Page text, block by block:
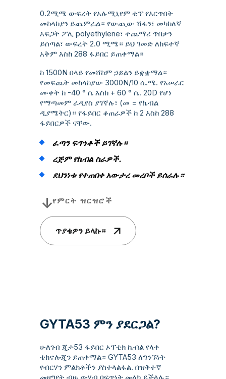
0.2ሚሜ ውፍረት የአሉሚኒየም ቴፕ የእርጥበት
መከላከያን ይጨምራል። የውጪው ሽፋን፣ መካከለኛ
እፍጋት ፖሊ polyethylene፣ ተጨማሪ ጥበቃን
ይሰጣል፣ ውፍረት 2.0 ሚሜ። ይህ ገመድ ለከፍተኛ
አቅም እስከ 288 ፋይበር ይጠቀማል።
ከ 1500N በላይ የመሸከም ኃይልን ይቋቋማል።
የመፍጨት መከላከያው 3000N/10 ሴ.ሜ. የአሠራር
ሙቀት ከ -40 ° ሴ እስከ + 60 ° ሴ. 20D የሆነ
የማጣመም ራዲየስ ያገኛሉ፣ (መ = የኬብል
ዲያሜትር)። የፋይበር ቆጠራዎች ከ 2 እስከ 288
ፋይበርዎች ናቸው.
ፈጣን ፍጥነቶች ይገኛሉ።
ረጅም የኬብል ስራዎች.
ደህንነቱ የተጠበቀ አውታረ መረቦች ይሰራሉ።
የምርት ዝርዝሮች
ጥያቄዎን ይላኩ።
GYTA53 ምን ያደርጋል?
ሁለገብ ጂታ53 ፋይበር ኦፕቲክ ኬብል የላቀ
ቴክኖሎጂን ይጠቀማል። GYTA53 ለግንኙነት
የብርሃን ምልክቶችን ያስተላልፋል. በዝቅተኛ